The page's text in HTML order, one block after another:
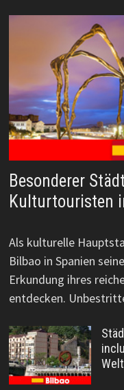
Besonderer
Kulturtouristen
Als kulturelle
Bilbao in Spanien
Erkundung ihres
entdecken.
Welt